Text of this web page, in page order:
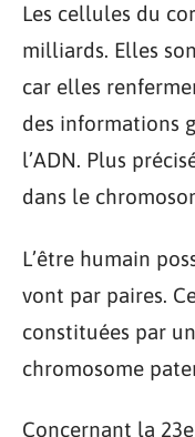
Les cellules du
milliards. Elles
car elles
des informations
l’ADN. Plus
dans le
L’être humain
vont par paires.
constituées par
chromosome
Concernant la